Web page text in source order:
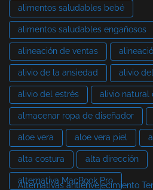
alimentos saludables bebé
alimentos saludables engañosos
alineación de ventas
alivio de la ansiedad alivio
alivio del estrés alivio natural
almacenar ropa de diseñador
aloe vera aloe vera piel
alta costura alta dirección
alternativa MacBook Pro
Alternativas antienvejecimiento